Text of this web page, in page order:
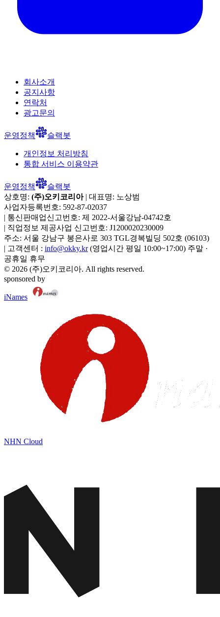
회사소개
공지사항
연락처
광고문의
운영정책 슬랙봇
개인정보 처리방침
통합 서비스 이용약관
운영정책
슬랙봇
상호명: (주)오키코리아| 대표명: 노상범
사업자등록번호: 592-87-02037
| 통신판매업신고번호: 제 2022-서울강남-04742호
| 직업정보 제공사업 신고번호: J1200020230009
주소: 서울 강남구 봉은사로 303 TGL경복빌딩 502호 (06103)
| 고객센터 : info@okky.kr (영업시간 평일 10:00~17:00) 주말 ·
공휴일 휴무
© 2026 (주)오키코리아. All rights reserved.
sponsored by
iNames
NHN Cloud